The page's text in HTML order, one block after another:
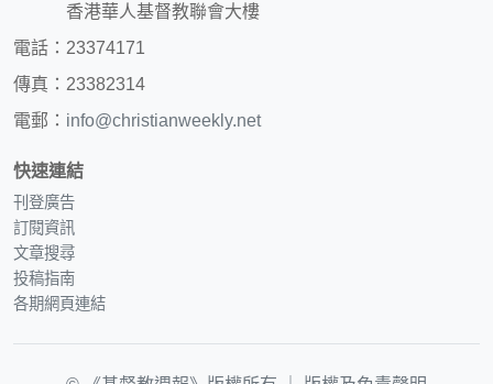
香港華人基督教聯會大樓
電話：23374171
傳真：23382314
電郵： info@christianweekly.net
快速連結
刊登廣告
訂閱資訊
文章搜尋
投稿指南
各期網頁連結